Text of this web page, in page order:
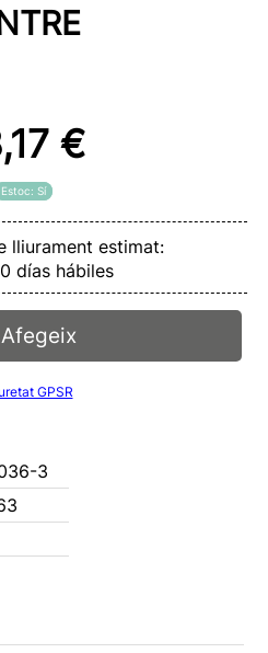
€
Estoc: Sí
lliurament estimat:
días hábiles
Afegeix
GPSR
3